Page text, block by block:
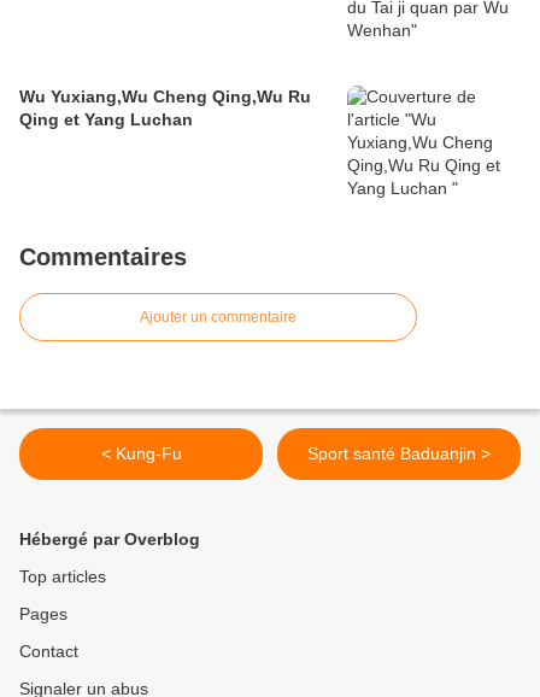
Wu Yuxiang,Wu Cheng Qing,Wu Ru
Qing et Yang Luchan
Commentaires
Ajouter un commentaire
< Kung-Fu Sport santé Baduanjin >
Hébergé par Overblog
Top articles
Pages
Contact
Signaler un abus